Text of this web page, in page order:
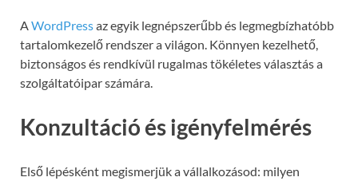
AWordPressaz egyik legnépszerűbb és legmegbízhatóbb
tartalomkezelő rendszer a világon. Könnyen kezelhető,
biztonságos és rendkívül rugalmas tökéletes választás a
szolgáltatóipar számára.
Konzultáció és igényfelmérés
Első lépésként megismerjük a vállalkozásod: milyen